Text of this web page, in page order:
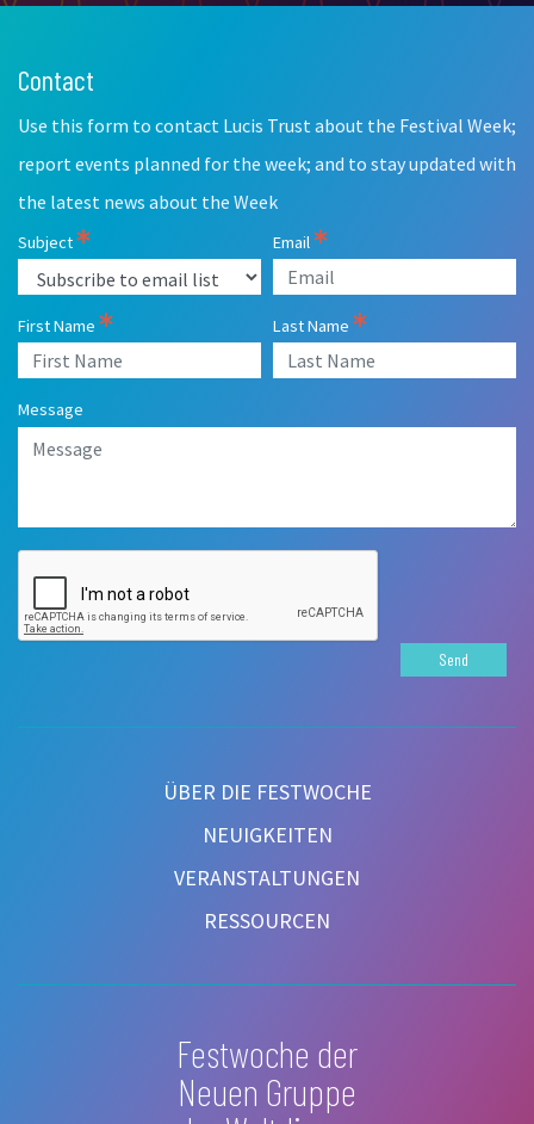
Festwoche der
Neuen Gruppe
ÜBER DIE FESTWOCHE
NEUIGKEITEN
VERANSTALTUNGEN
RESSOURCEN
Leave
field
Contact
Use this form to contact Lucis Trust about the Festival Week;
report events planned for the week; and to stay updated with
the latest news about the Week
Subject Email
First Name Last Name
Message
Send